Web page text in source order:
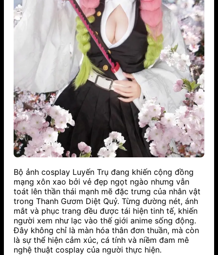
Bộ ảnh cosplay Luyến Trụ đang khiến cộng đồng
mạng xôn xao bởi vẻ đẹp ngọt ngào nhưng vẫn
toát lên thần thái mạnh mẽ đặc trưng của nhân vật
trong Thanh Gươm Diệt Quỷ. Từng đường nét, ánh
mắt và phục trang đều được tái hiện tinh tế, khiến
người xem như lạc vào thế giới anime sống động.
Đây không chỉ là màn hóa thân đơn thuần, mà còn
là sự thể hiện cảm xúc, cá tính và niềm đam mê
nghệ thuật cosplay của người thực hiện.